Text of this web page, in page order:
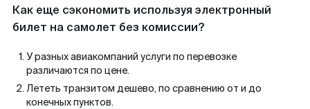
Как еще сэкономить используя электронный
билет на самолет без комиссии?
У разных авиакомпаний услуги по перевозке
различаются по цене.
Лететь транзитом дешево, по сравнению от и до
конечных пунктов.